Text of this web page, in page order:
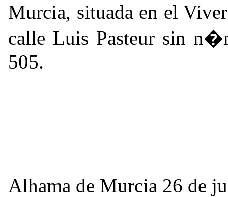
Murcia, situada en el
calle Luis Pasteur sin
505.
Alhama de Murcia 26 de